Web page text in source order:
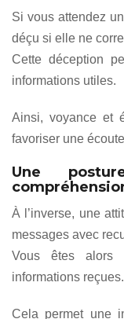
Si vous attendez
déçu si elle ne
Cette déception
informations utiles.
Ainsi, voyance et
favoriser une
Une
À l’inverse, une
messages avec
Vous êtes alors
informations reçues.
Cela permet une